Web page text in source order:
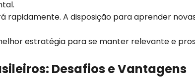
rapidamente. A disposição para aprender
estratégia para se manter relevante e
Desafios e Vantagens